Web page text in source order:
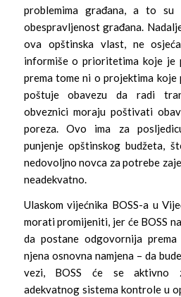
problemima građana, a to su
obespravljenost građana.
ova opštinska vlast, ne
informiše o prioritetima koje je
prema tome ni o projektima
poštuje obavezu da radi
obveznici moraju poštivati
poreza. Ovo ima za
punjenje opštinskog budžeta,
nedovoljno novca za potrebe
neadekvatno.
Ulaskom vijećnika BOSS-a u
morati promijeniti, jer će BOSS
da postane odgovornija
njena osnovna namjena – da
vezi, BOSS će se aktivno
adekvatnog sistema kontrole u